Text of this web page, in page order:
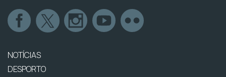
NOTÍCIAS
DESPORTO